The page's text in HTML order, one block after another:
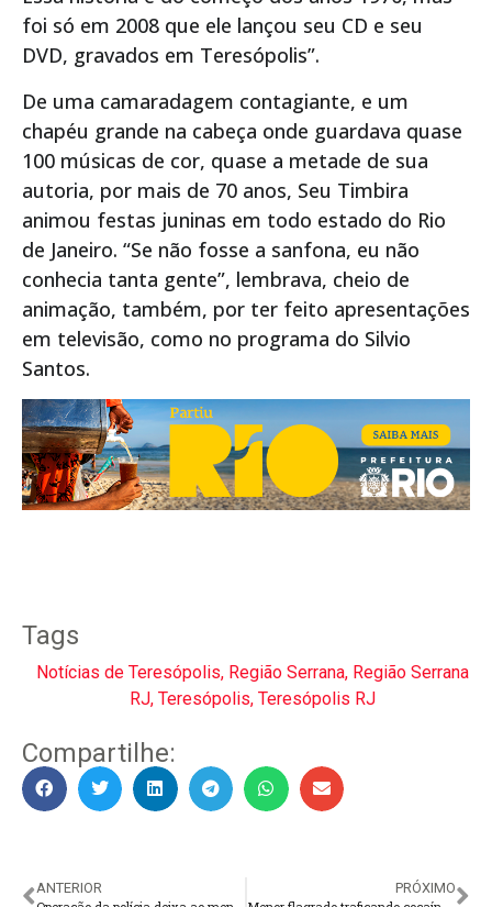
foi só em 2008 que ele lançou seu CD e seu
DVD, gravados em Teresópolis”.
De uma camaradagem contagiante, e um
chapéu grande na cabeça onde guardava quase
100 músicas de cor, quase a metade de sua
autoria, por mais de 70 anos, Seu Timbira
animou festas juninas em todo estado do Rio
de Janeiro. “Se não fosse a sanfona, eu não
conhecia tanta gente”, lembrava, cheio de
animação, também, por ter feito apresentações
em televisão, como no programa do Silvio
Santos.
Tags
Notícias de Teresópolis, Região Serrana, Região Serrana
RJ, Teresópolis, Teresópolis RJ
Compartilhe:
ANTERIOR
PRÓXIMO